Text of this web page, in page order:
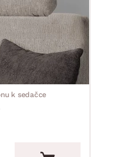
k sedačce